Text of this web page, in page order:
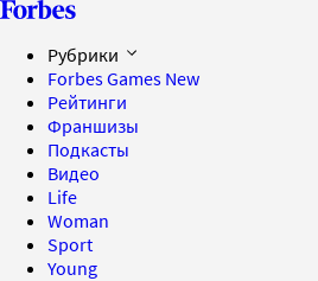
Рубрики
Forbes Games New
Рейтинги
Франшизы
Подкасты
Видео
Life
Woman
Sport
Young